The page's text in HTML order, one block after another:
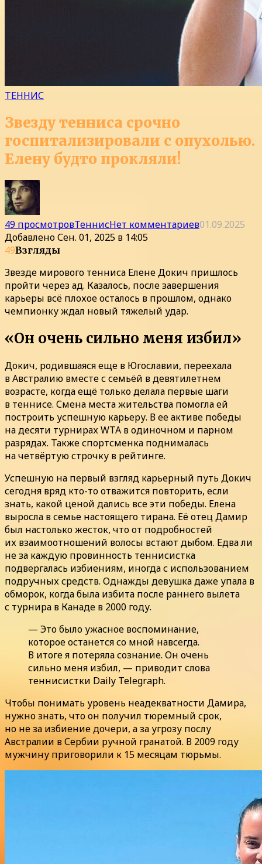
ТЕННИС
Звезду тенниса срочно
госпитализировали с опухолью.
Елену будто прокляли!
49 просмотровТеннисНет комментариев01.09.2025
ДобавленоСен. 01, 2025 в 14:05
49Взгляды
Звезде мирового тенниса Елене Докич пришлось
пройти через ад. Казалось, после завершения
карьеры всё плохое осталось в прошлом, однако
чемпионку ждал новый тяжелый удар.
«Он очень сильно меня избил»
Докич, родившаяся еще в Югославии, переехала
в Австралию вместе с семьёй в девятилетнем
возрасте, когда ещё только делала первые шаги
в теннисе. Смена места жительства помогла ей
построить успешную карьеру. В ее активе победы
на десяти турнирах WTA в одиночном и парном
разрядах. Также спортсменка поднималась
на четвёртую строчку в рейтинге.
Успешную на первый взгляд карьерный путь Докич
сегодня вряд кто-то отважится повторить, если
знать, какой ценой дались все эти победы. Елена
выросла в семье настоящего тирана. Её отец Дамир
был настолько жесток, что от подробностей
их взаимоотношений волосы встают дыбом. Едва ли
не за каждую провинность теннисистка
подвергалась избиениям, иногда с использованием
подручных средств. Однажды девушка даже упала в
обморок, когда была избита после раннего вылета
с турнира в Канаде в 2000 году.
— Это было ужасное воспоминание,
которое останется со мной навсегда.
В итоге я потеряла сознание. Он очень
сильно меня избил, — приводит слова
теннисистки Daily Telegraph.
Чтобы понимать уровень неадекватности Дамира,
нужно знать, что он получил тюремный срок,
но не за избиение дочери, а за угрозу послу
Австралии в Сербии ручной гранатой. В 2009 году
мужчину приговорили к 15 месяцам тюрьмы.